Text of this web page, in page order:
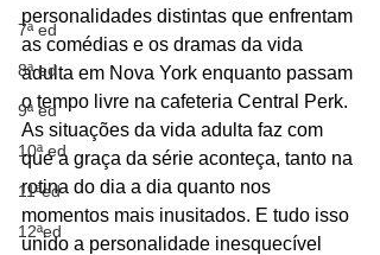
7ª ed
8ª ed
9ª ed
10ª ed
11ªed
12ªed
personalidades distintas que enfrentam
as comédias e os dramas da vida
adulta em Nova York enquanto passam
o tempo livre na cafeteria Central Perk.
As situações da vida adulta faz com
que a graça da série aconteça, tanto na
rotina do dia a dia quanto nos
momentos mais inusitados. E tudo isso
unido a personalidade inesquecível